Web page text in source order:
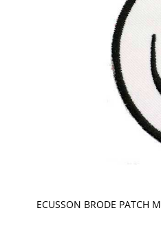
ECUSSON BRODE PATCH